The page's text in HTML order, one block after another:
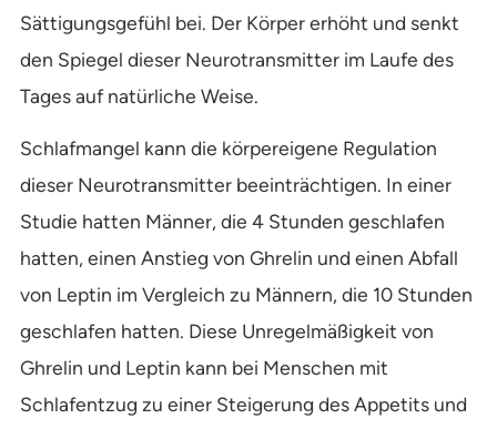
Sättigungsgefühl bei. Der Körper erhöht und senkt
den Spiegel dieser Neurotransmitter im Laufe des
Tages auf natürliche Weise.
Schlafmangel kann die körpereigene Regulation
dieser Neurotransmitter beeinträchtigen. In einer
Studie hatten Männer, die 4 Stunden geschlafen
hatten, einen Anstieg von Ghrelin und einen Abfall
von Leptin im Vergleich zu Männern, die 10 Stunden
geschlafen hatten. Diese Unregelmäßigkeit von
Ghrelin und Leptin kann bei Menschen mit
Schlafentzug zu einer Steigerung des Appetits und